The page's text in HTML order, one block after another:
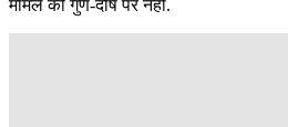
मामले की गुण-दोष पर नहीं.